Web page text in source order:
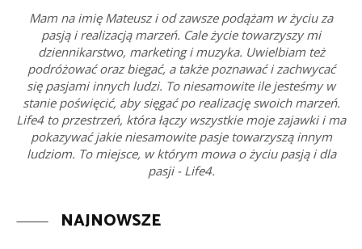
Mam na imię Mateusz i od zawsze podążam w życiu za
pasją i realizacją marzeń. Cale życie towarzyszy mi
dziennikarstwo, marketing i muzyka. Uwielbiam też
podróżować oraz biegać, a także poznawać i zachwycać
się pasjami innych ludzi. To niesamowite ile jesteśmy w
stanie poświęcić, aby sięgać po realizację swoich marzeń.
Life4 to przestrzeń, która łączy wszystkie moje zajawki i ma
pokazywać jakie niesamowite pasje towarzyszą innym
ludziom. To miejsce, w którym mowa o życiu pasją i dla
pasji - Life4.
NAJNOWSZE